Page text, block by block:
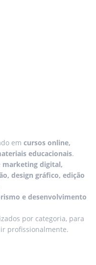
em cursos online,
educacionais.
marketing digital,
design gráfico, edição
e desenvolvimento
por categoria, para
profissionalmente.